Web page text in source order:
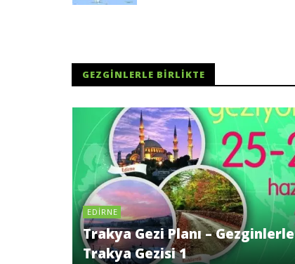
GEZGINLERLE BIRLIKTE
EDIRNE
Trakya Gezi Planı – Gezginlerle
Trakya Gezisi 1